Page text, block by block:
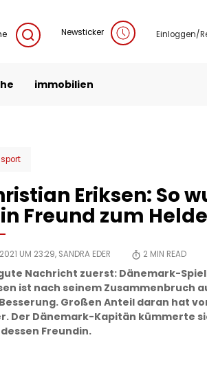
Newsticker Einloggen/
immobilien
sport
Eriksen: So
Freund zum
UM 23:29, SANDRA EDER 2 MIN READ
Nachricht zuerst: Dänemark-
ist nach seinem Zusammenbruch
Großen Anteil daran hat
Der Dänemark-Kapitän kümmerte
Freundin.